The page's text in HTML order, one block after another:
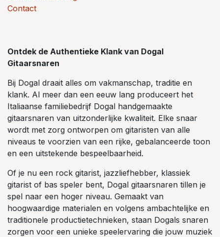
Contact
Ontdek de Authentieke Klank van Dogal
Gitaarsnaren
Bij Dogal draait alles om vakmanschap, traditie en
klank. Al meer dan een eeuw lang produceert het
Italiaanse familiebedrijf Dogal handgemaakte
gitaarsnaren van uitzonderlijke kwaliteit. Elke snaar
wordt met zorg ontworpen om gitaristen van alle
niveaus te voorzien van een rijke, gebalanceerde toon
en een uitstekende bespeelbaarheid.
Of je nu een rock gitarist, jazzliefhebber, klassiek
gitarist of bas speler bent, Dogal gitaarsnaren tillen je
spel naar een hoger niveau. Gemaakt van
hoogwaardige materialen en volgens ambachtelijke en
traditionele productietechnieken, staan Dogals snaren
zorgen voor een unieke speelervaring die jouw muziek